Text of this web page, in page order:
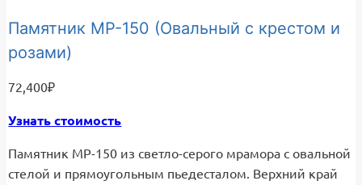
Памятник МР-150 (Овальный с крестом и
розами)
72,400₽
Узнать стоимость
Памятник МР-150 из светло-серого мрамора с овальной
стелой и прямоугольным пьедесталом. Верхний край